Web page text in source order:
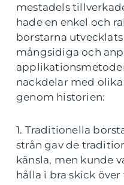
mestadels
hade en enkel och
borstarna
mångsidiga och
nackdelar med
genom historien:
1. Traditionella
strån gav de
känsla, men kunde
hålla i bra skick över